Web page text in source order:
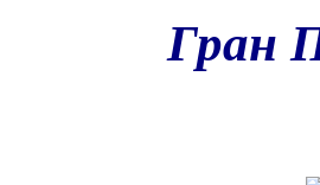
Гран